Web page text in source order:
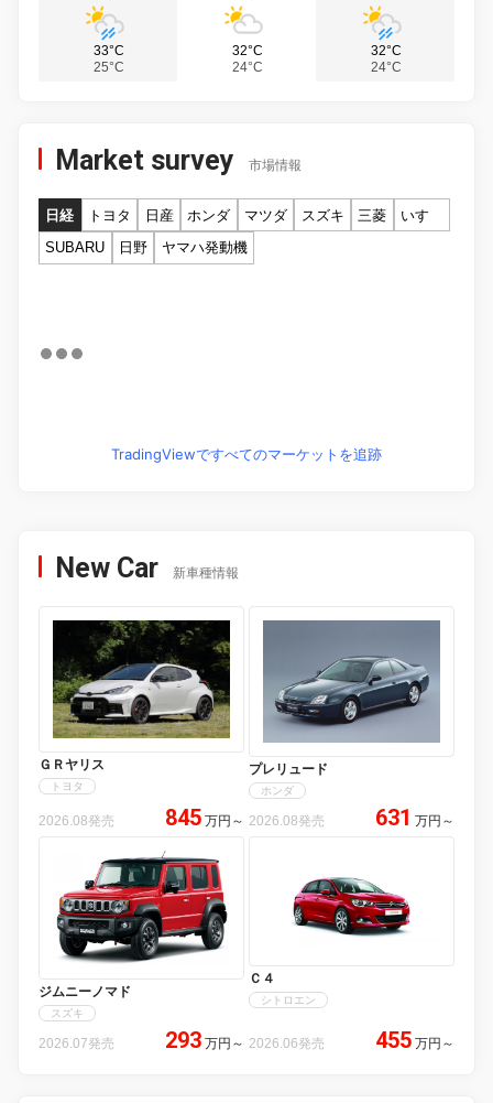
33°C
25°C
32°C
24°C
32°C
24°C
Market survey 市場情報
日経 トヨタ 日産 ホンダ マツダ スズキ 三菱
いすゞ
SUBARU
日野 ヤマハ発動機
TradingViewですべてのマーケットを追跡
New Car 新車種情報
ＧＲヤリス
トヨタ
2026.08発売 845 万円 ～
プレリュード
ホンダ
2026.08発売 631 万円 ～
ジムニーノマド
スズキ
2026.07発売 293 万円 ～
Ｃ４
シトロエン
2026.06発売 455 万円 ～